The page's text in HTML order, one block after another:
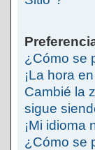
¿Cómo se
¡La hora
Cambié la
sigue
¡Mi idioma
¿Cómo se